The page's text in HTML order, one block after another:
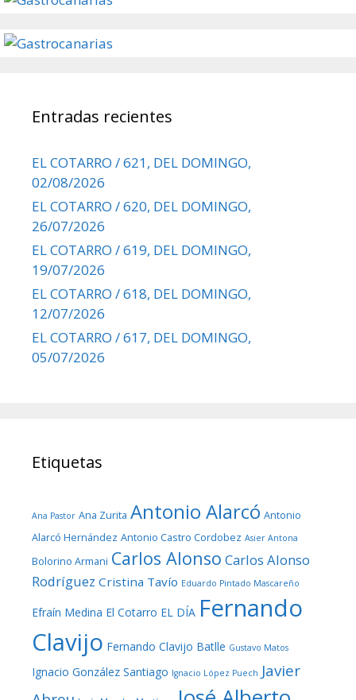
Entradas recientes
EL COTARRO / 621, DEL DOMINGO,
02/08/2026
EL COTARRO / 620, DEL DOMINGO,
26/07/2026
EL COTARRO / 619, DEL DOMINGO,
19/07/2026
EL COTARRO / 618, DEL DOMINGO,
12/07/2026
EL COTARRO / 617, DEL DOMINGO,
05/07/2026
Etiquetas
Ana Pastor Ana Zurita Antonio Alarcó Antonio
Alarcó Hernández Antonio Castro Cordobez Asier Antona
Bolorino Armani Carlos Alonso Carlos Alonso
Rodríguez Cristina Tavío Eduardo Pintado Mascareño
Efraín Medina El Cotarro EL DÍA Fernando
Clavijo Fernando Clavijo Batlle Gustavo Matos
Ignacio González Santiago Ignacio López Puech Javier